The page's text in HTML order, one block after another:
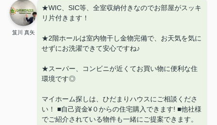
笈川 真矢
★WIC、SIC等、全室収納付きなのでお部屋がスッキ
リ片付きます！
★2階ホールは室内物干し金物完備で、お天気を気に
せずにお洗濯できて安心ですね♪
★スーパー、コンビニが近くてお買い物に便利な住
環境です◎
マイホーム探しは、ひだまりハウスにご相談くださ
い！ ■自己資金¥０からの住宅購入できます! ■他社様
でご紹介されている物件も一緒にご提案できます。